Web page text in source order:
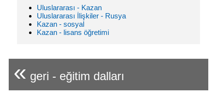
Uluslararası - Kazan
Uluslararası İlişkiler - Rusya
Kazan - sosyal
Kazan - lisans öğretimi
« geri - eğitim dalları